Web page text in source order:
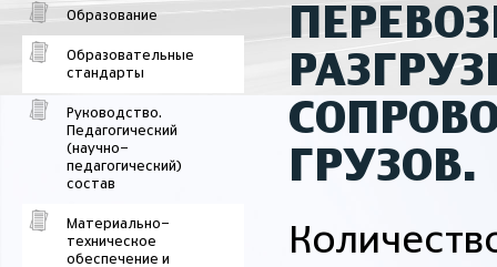
Образование
Образовательные
стандарты
Руководство.
Педагогический
(научно-
педагогический)
состав
Материально-
техническое
обеспечение и
ГРУЗОВ.